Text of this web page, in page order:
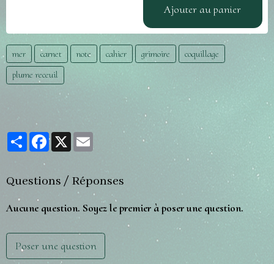
Ajouter au panier
mer carnet note cahier grimoire
coquillage
plume receuil
PartagerFacebook
X
Questions / Réponses
Aucune question. Soyez le premier à poser une question.
Poser une question